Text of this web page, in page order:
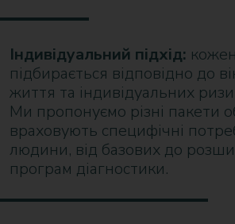
Індивідуальний підхід:
підбирається відповідно до
життя та індивідуальних
Ми пропонуємо різні пакети
враховують специфічні
людини, від базових до
програм діагностики.